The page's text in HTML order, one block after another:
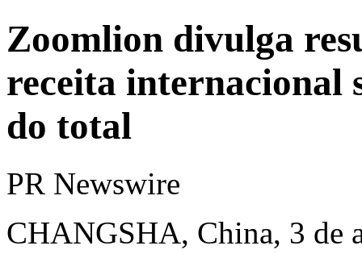
Zoomlion divulga
receita internacional
do total
PR Newswire
CHANGSHA, China, 3 de